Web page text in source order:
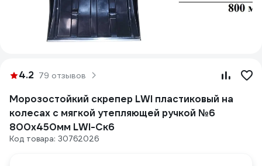
4.2 79 отзывов
Морозостойкий скрепер LWI пластиковый на
колесах с мягкой утепляющей ручкой №6
800x450мм LWI-Cк6
Код товара: 30762026